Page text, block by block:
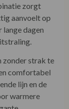
zorgt
aanvoelt op
lange dagen
zonder strak te
comfortabel
lijn en de
warmere